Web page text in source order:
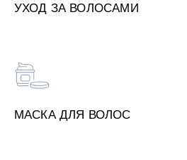
УХОД ЗА ВОЛОСАМИ
МАСКА ДЛЯ ВОЛОС